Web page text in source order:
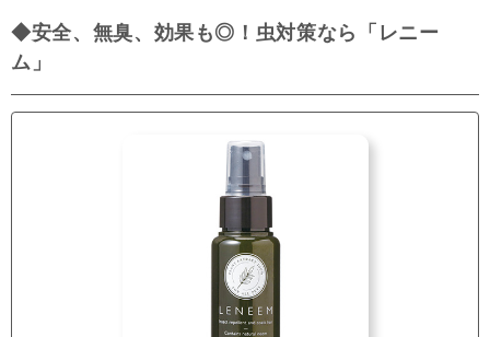
◆安全、無臭、効果も◎！虫対策なら「レニー
ム」